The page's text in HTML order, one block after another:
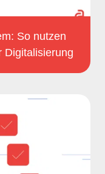
So nutzen
Digitalisierung